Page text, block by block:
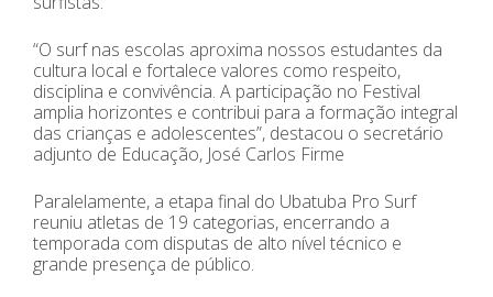
“O surf nas escolas aproxima nossos estudantes da
cultura local e fortalece valores como respeito,
disciplina e convivência. A participação no Festival
amplia horizontes e contribui para a formação integral
das crianças e adolescentes”, destacou o secretário
adjunto de Educação, José Carlos Firme
Paralelamente, a etapa final do Ubatuba Pro Surf
reuniu atletas de 19 categorias, encerrando a
temporada com disputas de alto nível técnico e
grande presença de público.